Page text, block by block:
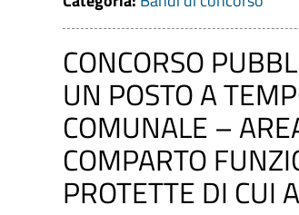
CONCORSO
UN POSTO A
COMUNALE –
COMPARTO
PROTETTE DI CUI